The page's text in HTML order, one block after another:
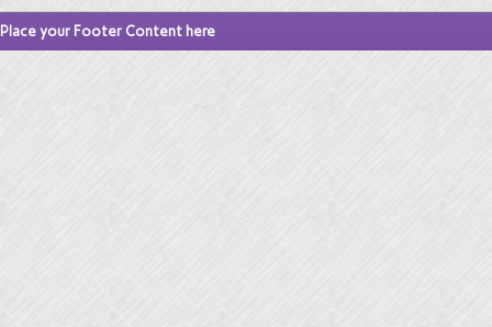
Place your Footer Content here